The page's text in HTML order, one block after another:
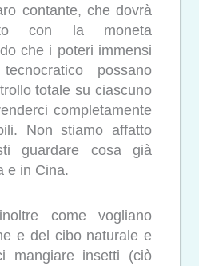
contante, che dovrà
con la moneta
che i poteri immensi
possano
totale su ciascuno
completamente
Non stiamo affatto
guardare cosa già
e in Cina.
come vogliano
e del cibo naturale e
mangiare insetti (ciò